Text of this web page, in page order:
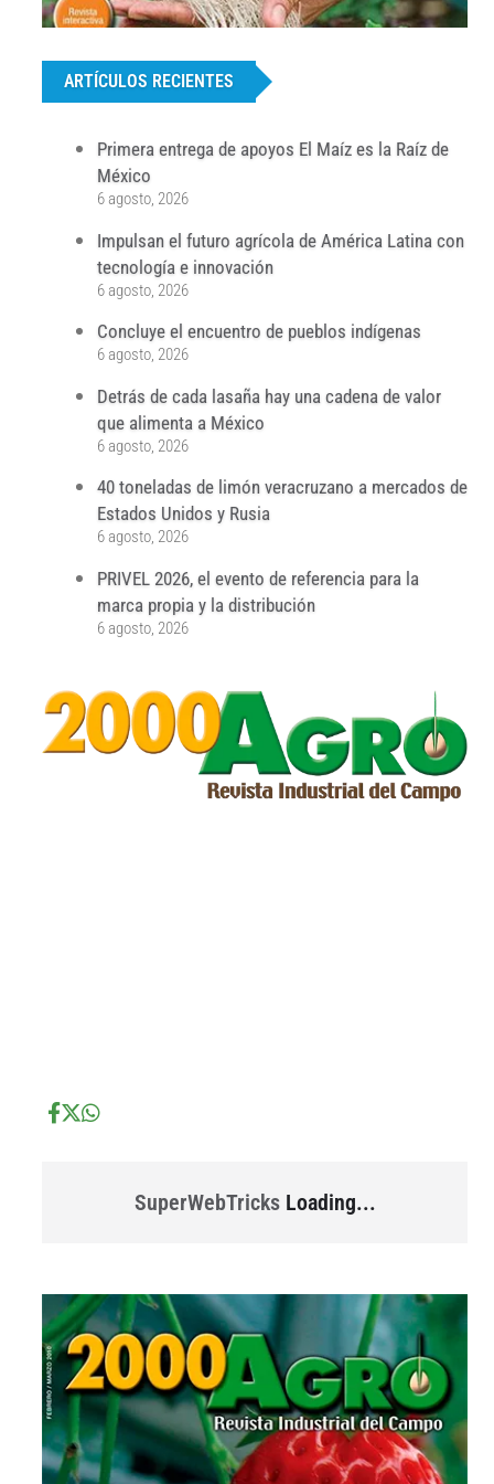
ARTÍCULOS RECIENTES
Primera entrega de apoyos El Maíz es la Raíz de
México
6 agosto, 2026
Impulsan el futuro agrícola de América Latina con
tecnología e innovación
6 agosto, 2026
Concluye el encuentro de pueblos indígenas
6 agosto, 2026
Detrás de cada lasaña hay una cadena de valor
que alimenta a México
6 agosto, 2026
40 toneladas de limón veracruzano a mercados de
Estados Unidos y Rusia
6 agosto, 2026
PRIVEL 2026, el evento de referencia para la
marca propia y la distribución
6 agosto, 2026
SuperWebTricksLoading...